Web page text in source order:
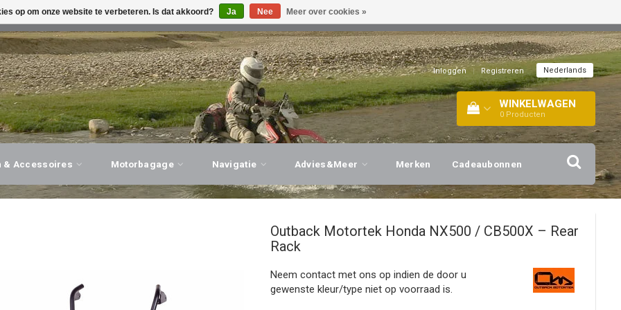
ADVIES, PERSOONLIJKE SERVICE! BEZOEK ONZE WINKEL!
Inloggen | Registreren Nederlands
WINKELWAGEN
0 Producten
& Accessoires Motorbagage Navigatie Advies&Meer Merken Cadeaubonnen
Outback Motortek Honda NX500 / CB500X – Rear
Rack
Neem contact met ons op indien de door u
gewenste kleur/type niet op voorraad is.
op om onze website te verbeteren. Is dat akkoord? Ja Nee Meer over cookies »